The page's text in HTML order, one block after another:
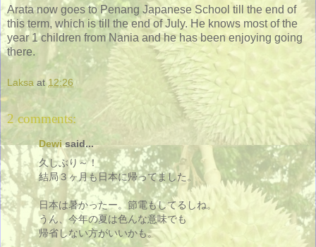
Arata now goes to Penang Japanese School till the end of
this term, which is till the end of July. He knows most of the
year 1 children from Nania and he has been enjoying going
there.
Laksa at12:26
2 comments:
Dewisaid...
久しぶり～！
結局３ヶ月も日本に帰ってました。
日本は暑かったー。節電もしてるしね。
うん、今年の夏は色んな意味でも
帰省しない方がいいかも。